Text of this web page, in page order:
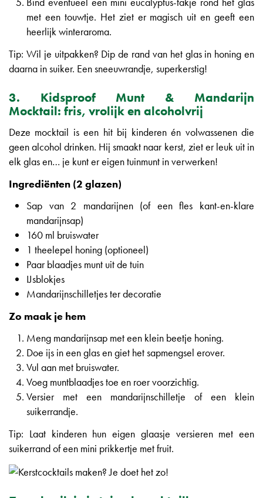
met een touwtje. Het ziet er magisch uit en geeft een
heerlijk winteraroma.
Tip: Wil je uitpakken? Dip de rand van het glas in honing en
daarna in suiker. Een sneeuwrandje, superkerstig!
3. Kidsproof Munt & Mandarijn
Mocktail: fris, vrolijk en alcoholvrij
Deze mocktail is een hit bij kinderen én volwassenen die
geen alcohol drinken. Hij smaakt naar kerst, ziet er leuk uit in
elk glas en… je kunt er eigen tuinmunt in verwerken!
Ingrediënten (2 glazen)
Sap van 2 mandarijnen (of een fles kant-en-klare
mandarijnsap)
160 ml bruiswater
1 theelepel honing (optioneel)
Paar blaadjes munt uit de tuin
IJsblokjes
Mandarijnschilletjes ter decoratie
Zo maak je hem
Meng mandarijnsap met een klein beetje honing.
Doe ijs in een glas en giet het sapmengsel erover.
Vul aan met bruiswater.
Voeg muntblaadjes toe en roer voorzichtig.
Versier met een mandarijnschilletje of een klein
suikerrandje.
Tip: Laat kinderen hun eigen glaasje versieren met een
suikerrand of een mini prikkertje met fruit.